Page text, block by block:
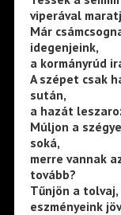
viperával
Már
idegenjeink,
a kormányrúd
A szépet csak
sután,
a hazát
Múljon a
soká,
merre vannak
tovább?
Tűnjön a
eszményeink